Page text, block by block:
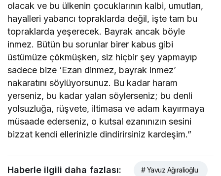
olacak ve bu ülkenin çocuklarının kalbi, umutları,
hayalleri yabancı topraklarda değil, işte tam bu
topraklarda yeşerecek. Bayrak ancak böyle
inmez. Bütün bu sorunlar birer kabus gibi
üstümüze çökmüşken, siz hiçbir şey yapmayıp
sadece bize ‘Ezan dinmez, bayrak inmez’
nakaratını söylüyorsunuz. Bu kadar haram
yerseniz, bu kadar yalan söylerseniz; bu denli
yolsuzluğa, rüşvete, iltimasa ve adam kayırmaya
müsaade ederseniz, o kutsal ezanınızın sesini
bizzat kendi ellerinizle dindirirsiniz kardeşim.”
Haberle ilgili daha fazlası: # Yavuz Ağıralioğlu